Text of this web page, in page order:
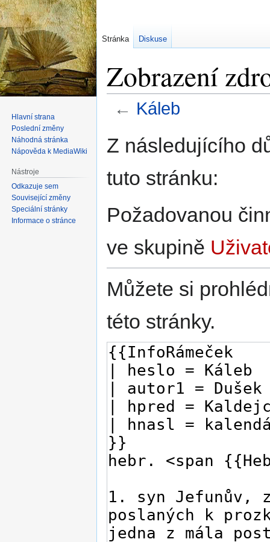
Zobrazení
← Káleb
na
na
Z následujícího
tuto stránku:
Požadovanou
ve skupině
Můžete si
této stránky.
Stránka Diskuse
Hlavní strana
Poslední změny
Náhodná stránka
Nápověda k MediaWiki
Nástroje
Odkazuje sem
Související změny
Speciální stránky
Informace o stránce